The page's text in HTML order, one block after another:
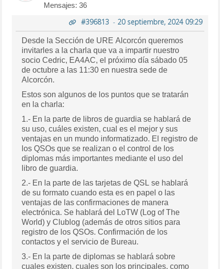
Mensajes: 36
#396813- 20 septiembre, 2024 09:29
Desde la Sección de URE Alcorcón queremos
invitarles a la charla que va a impartir nuestro
socio Cedric, EA4AC, el próximo día sábado 05
de octubre a las 11:30 en nuestra sede de
Alcorcón.
Estos son algunos de los puntos que se tratarán
en la charla:
1.- En la parte de libros de guardia se hablará de
su uso, cuáles existen, cual es el mejor y sus
ventajas en un mundo informatizado. El registro de
los QSOs que se realizan o el control de los
diplomas más importantes mediante el uso del
libro de guardia.
2.- En la parte de las tarjetas de QSL se hablará
de su formato cuando esta es en papel o las
ventajas de las confirmaciones de manera
electrónica. Se hablará del LoTW (Log of The
World) y Clublog (además de otros sitios para
registro de los QSOs. Confirmación de los
contactos y el servicio de Bureau.
3.- En la parte de diplomas se hablará sobre
cuales existen, cuales son los principales, como